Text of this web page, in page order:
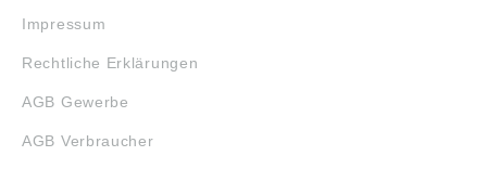
Impressum
Rechtliche Erklärungen
AGB Gewerbe
AGB Verbraucher